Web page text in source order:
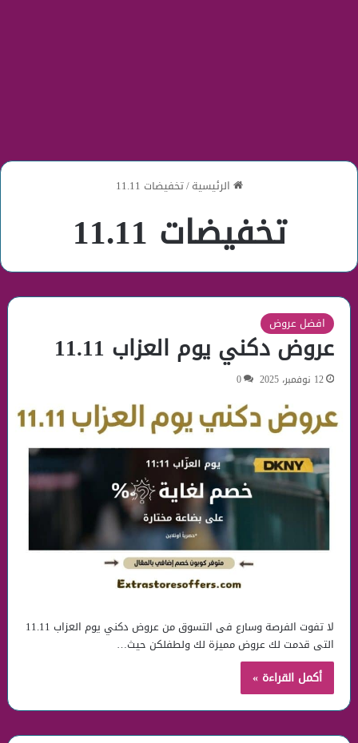
الرئيسية/تخفيضات 11.11
تخفيضات 11.11
افضل عروض
عروض دكني يوم العزاب 11.11
12 نوفمبر، 2025 0
لا تفوت الفرصة وسارع فى التسوق من عروض دكني يوم العزاب 11.11
التى قدمت لك عروض مميزة لك ولطفلكن حيث…
أكمل القراءة »